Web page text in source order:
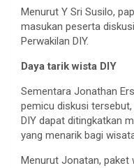
Menurut Y Sri Susilo,
masukan peserta
Perwakilan DIY.
Daya tarik wista DIY
Sementara Jonathan
pemicu diskusi
DIY dapat ditingkatkan
yang menarik bagi
Menurut Jonatan, paket